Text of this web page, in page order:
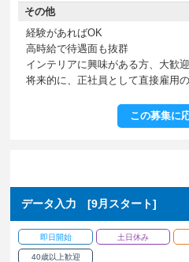
その他
経験があればOK
高時給で待遇面も抜群
インテリアに興味がある方、大歓迎
将来的に、正社員として直接雇用
この募集に
データ入力 [9月スタート]
即日開始 土日休み
40歳以上歓迎